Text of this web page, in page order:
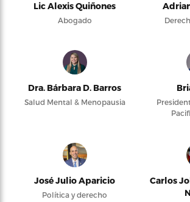
Lic Alexis Quiñones
Abogado
Dra. Bárbara D. Barros
Salud Mental & Menopausia
José Julio Aparicio
Política y derecho
Carlos